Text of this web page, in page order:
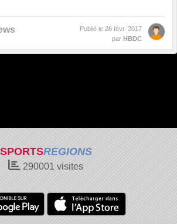
Publié le 26 févr. 2017
par HBDC
SPORTSREGIONS
290001 visites